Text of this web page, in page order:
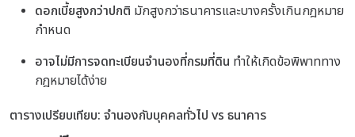
ดอกเบี้ยสูงกว่าปกติ มักสูงกว่าธนาคารและบางครั้งเกินกฎหมาย
กำหนด
อาจไม่มีการจดทะเบียนจำนองที่กรมที่ดิน ทำให้เกิดข้อพิพาททาง
กฎหมายได้ง่าย
ตารางเปรียบเทียบ: จำนองกับบุคคลทั่วไป vs ธนาคาร